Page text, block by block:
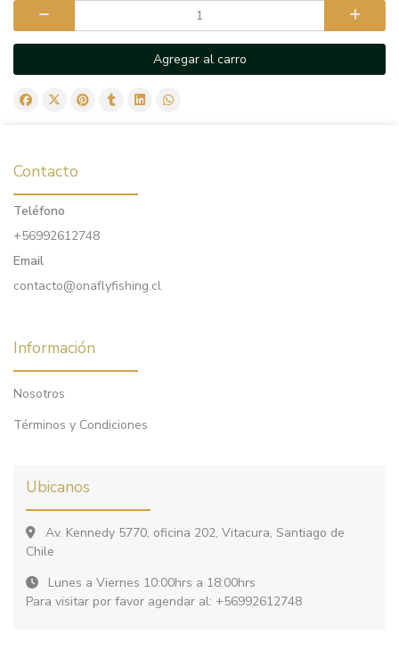
Agregar al carro
Contacto
Teléfono
+56992612748
Email
contacto@onaflyfishing.cl
Información
Nosotros
Términos y Condiciones
Ubicanos
Av. Kennedy 5770, oficina 202, Vitacura, Santiago de
Chile
Lunes a Viernes 10:00hrs a 18:00hrs
Para visitar por favor agendar al: +56992612748